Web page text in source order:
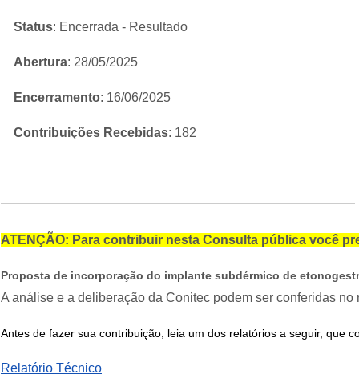
Status: Encerrada - Resultado
Abertura: 28/05/2025
Encerramento: 16/06/2025
Contribuições Recebidas: 182
ATENÇÃO: Para contribuir nesta Consulta pública você
Proposta de incorporação do implante subdérmico de
A análise e a deliberação da Conitec podem ser conferidas no
Antes de fazer sua contribuição, leia um dos relatórios a seguir, que
Relatório Técnico